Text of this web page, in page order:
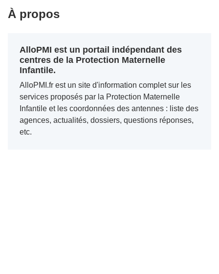
À propos
AlloPMI est un portail indépendant des
centres de la Protection Maternelle
Infantile.
AlloPMI.fr est un site d'information complet sur les
services proposés par la Protection Maternelle
Infantile et les coordonnées des antennes : liste des
agences, actualités, dossiers, questions réponses,
etc.